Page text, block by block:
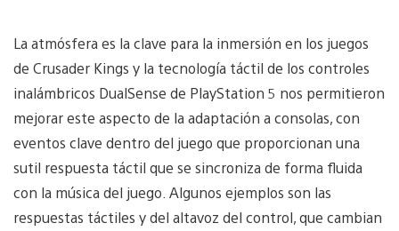
La atmósfera es la clave para la inmersión en los juegos
de Crusader Kings y la tecnología táctil de los controles
inalámbricos DualSense de PlayStation 5 nos permitieron
mejorar este aspecto de la adaptación a consolas, con
eventos clave dentro del juego que proporcionan una
sutil respuesta táctil que se sincroniza de forma fluida
con la música del juego. Algunos ejemplos son las
respuestas táctiles y del altavoz del control, que cambian